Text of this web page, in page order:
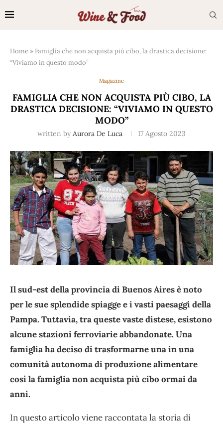
Home » Famiglia che non acquista più cibo, la drastica decisione:
“Viviamo in questo modo”
Magazine
FAMIGLIA CHE NON ACQUISTA PIÙ CIBO, LA
DRASTICA DECISIONE: “VIVIAMO IN QUESTO
MODO”
written by Aurora De Luca 17 Agosto 2023
Il sud-est della provincia di Buenos Aires è noto
per le sue splendide spiagge e i vasti paesaggi della
Pampa. Tuttavia, tra queste vaste distese, esistono
alcune stazioni ferroviarie abbandonate. Una
famiglia ha deciso di trasformarne una in una
comunità autonoma di produzione alimentare
così la famiglia non acquista più cibo ormai da
anni.
In questo articolo viene raccontata la storia di